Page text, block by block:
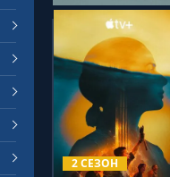
2 СЕЗОН
СМОТРЕТЬ ОНЛАЙН